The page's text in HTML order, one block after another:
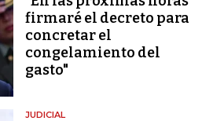
firmaré el decreto para
concretar el
congelamiento del
gasto"
JUDICIAL